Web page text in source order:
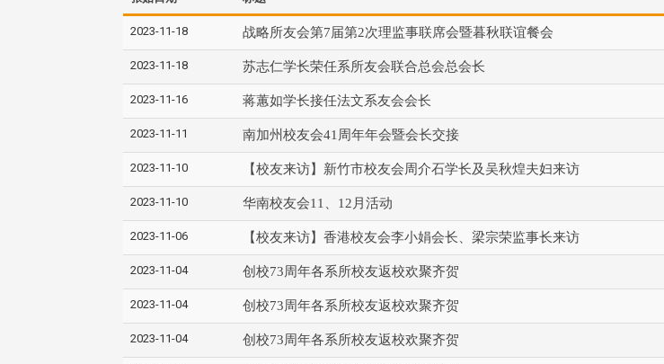
2023-11-18 战略所友会第7届第2次理监事联席会暨暮秋联谊餐会
2023-11-18 苏志仁学长荣任系所友会联合总会总会长
2023-11-16 蒋蕙如学长接任法文系友会会长
2023-11-11 南加州校友会41周年年会暨会长交接
2023-11-10 【校友来访】新竹市校友会周介石学长及吴秋煌夫妇来访
2023-11-10 华南校友会11、12月活动
2023-11-06 【校友来访】香港校友会李小娟会长、梁宗荣监事长来访
2023-11-04 创校73周年各系所校友返校欢聚齐贺
2023-11-04 创校73周年各系所校友返校欢聚齐贺
2023-11-04 创校73周年各系所校友返校欢聚齐贺